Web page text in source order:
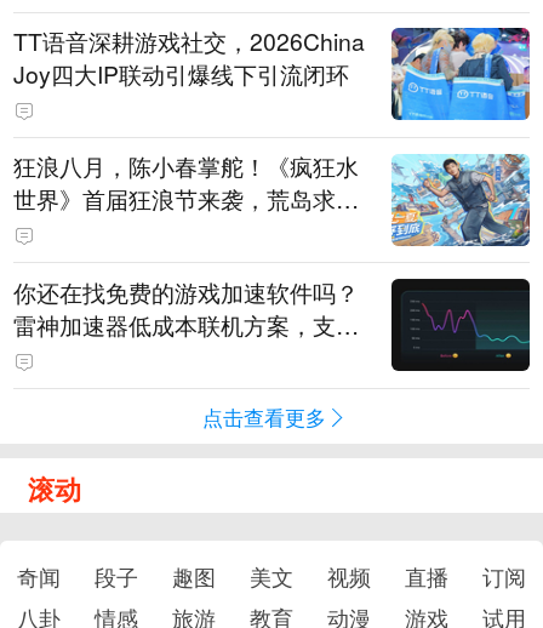
TT语音深耕游戏社交，2026China
Joy四大IP联动引爆线下引流闭环
狂浪八月，陈小春掌舵！《疯狂水
世界》首届狂浪节来袭，荒岛求生
直播即将开启
你还在找免费的游戏加速软件吗？
雷神加速器低成本联机方案，支持
免费试用
点击查看更多
滚动
奇闻 段子 趣图 美文 视频 直播
订阅
八卦
情感 旅游 教育 动漫 游戏 试用